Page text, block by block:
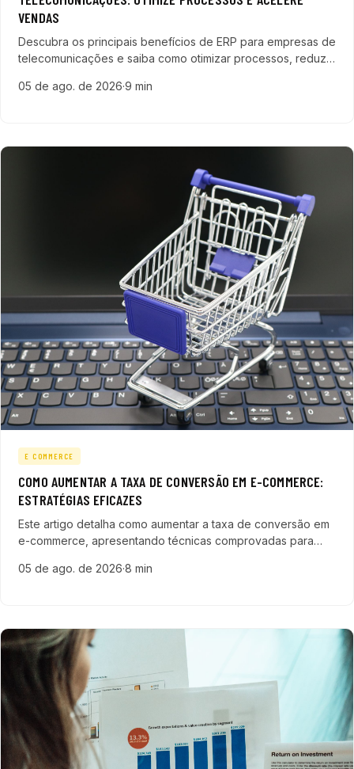
VENDAS
Descubra os principais benefícios de ERP para empresas de
telecomunicações e saiba como otimizar processos, reduzir
05 de ago. de 2026·9 min
E COMMERCE
COMO AUMENTAR A TAXA DE CONVERSÃO EM E-COMMERCE:
ESTRATÉGIAS EFICAZES
Este artigo detalha como aumentar a taxa de conversão em
e-commerce, apresentando técnicas comprovadas para
acelerar o pipeline de vendas para empresas de tecnologia.
05 de ago. de 2026·8 min